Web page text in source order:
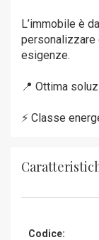
L’immobile è
esigenze.
📍 Ottima
⚡ Classe
Codice: